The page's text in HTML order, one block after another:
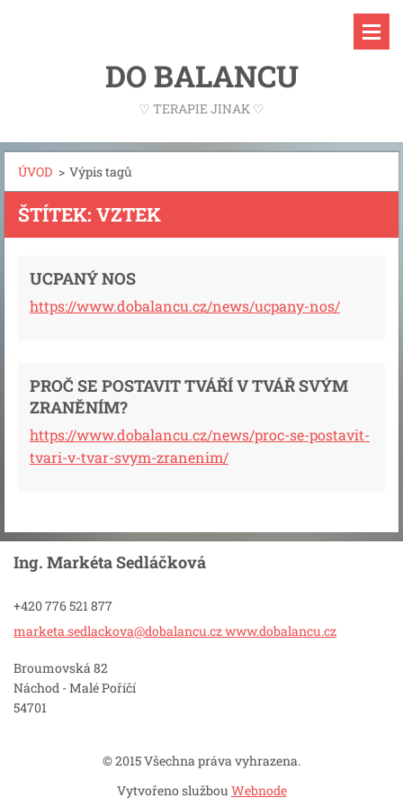
DO BALANCU
♡ TERAPIE JINAK ♡
ÚVOD > Výpis tagů
ŠTÍTEK: VZTEK
UCPANÝ NOS
https://www.dobalancu.cz/news/ucpany-nos/
PROČ SE POSTAVIT TVÁŘÍ V TVÁŘ SVÝM
ZRANĚNÍM?
https://www.dobalancu.cz/news/proc-se-postavit-
tvari-v-tvar-svym-zranenim/
Ing. Markéta Sedláčková
+420 776 521 877
marketa.sedlackova@dobalancu.cz www.dobalancu.cz
Broumovská 82
Náchod - Malé Poříčí
54701
© 2015 Všechna práva vyhrazena.
Vytvořeno službou Webnode